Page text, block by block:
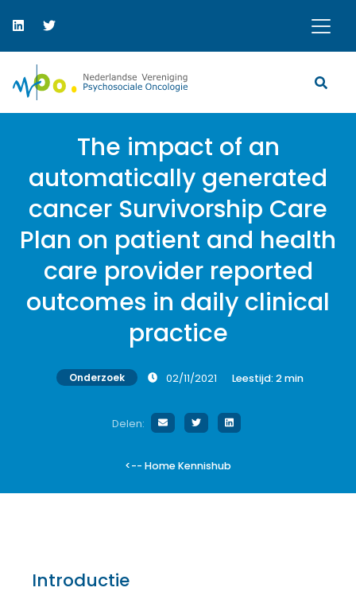
The impact of an
automatically generated
cancer Survivorship Care
Plan on patient and health
care provider reported
outcomes in daily clinical
practice
Onderzoek 02/11/2021 Leestijd: 2min
Delen:
<-- Home Kennishub
Introductie